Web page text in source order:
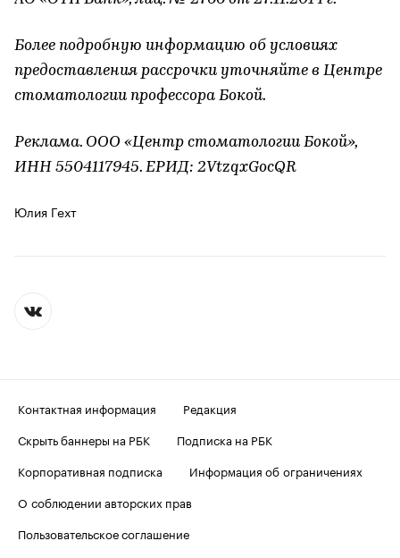
Более подробную информацию об условиях
предоставления рассрочки уточняйте в Центре
стоматологии профессора Бокой.
Реклама. ООО «Центр стоматологии Бокой»,
ИНН 5504117945. ЕРИД: 2VtzqxGocQR
Юлия Гехт
Контактная информация
Редакция
Скрыть баннеры на РБК
Подписка на РБК
Корпоративная подписка
Информация об ограничениях
О соблюдении авторских прав
Пользовательское соглашение